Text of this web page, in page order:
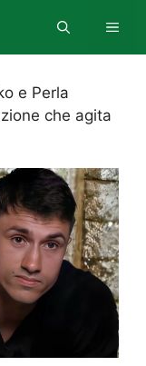
e Perla
che agita